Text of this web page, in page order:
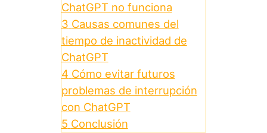
ChatGPT no funciona
3 Causas comunes del
tiempo de inactividad de
ChatGPT
4 Cómo evitar futuros
problemas de interrupción
con ChatGPT
5 Conclusión